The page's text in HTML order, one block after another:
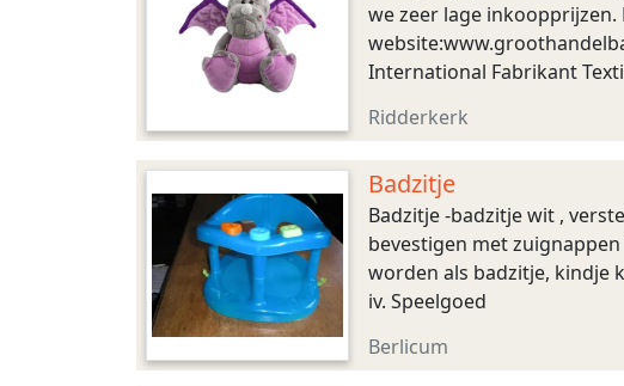
we zeer lage
International Fabrikant
Ridderkerk
Badzitje
Badzitje -badzitje wit ,
bevestigen met
worden als badzitje, kindje
iv. Speelgoed
Berlicum